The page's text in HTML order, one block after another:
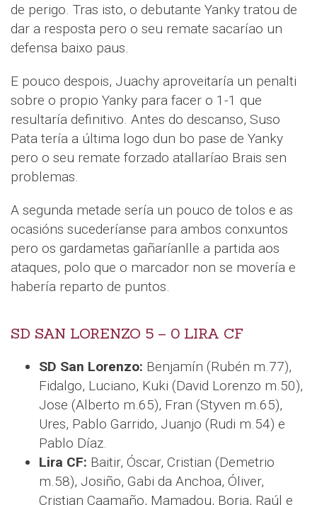
de perigo. Tras isto, o debutante Yanky tratou de
dar a resposta pero o seu remate sacaríao un
defensa baixo paus.
E pouco despois, Juachy aproveitaría un penalti
sobre o propio Yanky para facer o 1-1 que
resultaría definitivo. Antes do descanso, Suso
Pata tería a última logo dun bo pase de Yanky
pero o seu remate forzado atallaríao Brais sen
problemas.
A segunda metade sería un pouco de tolos e as
ocasións sucederíanse para ambos conxuntos
pero os gardametas gañaríanlle a partida aos
ataques, polo que o marcador non se movería e
habería reparto de puntos.
SD SAN LORENZO 5 – 0 LIRA CF
SD San Lorenzo: Benjamín (Rubén m.77),
Fidalgo, Luciano, Kuki (David Lorenzo m.50),
Jose (Alberto m.65), Fran (Styven m.65),
Ures, Pablo Garrido, Juanjo (Rudi m.54) e
Pablo Díaz.
Lira CF: Baitir, Óscar, Cristian (Demetrio
m.58), Josiño, Gabi da Anchoa, Óliver,
Cristian Caamaño, Mamadou, Borja, Raúl e